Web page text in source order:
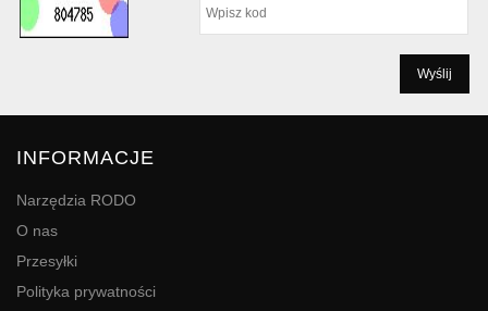
INFORMACJE
Narzędzia RODO
O nas
Przesyłki
Polityka prywatności